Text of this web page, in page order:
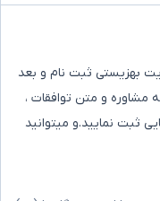
بهزیستی ثبت نام و بعد
مشاوره و متن توافقات ،
ثبت نمایید.و میتوانید